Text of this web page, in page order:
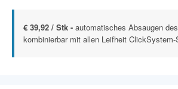
€ 39,92 / Stk - automatisches Absaugen
kombinierbar mit allen Leifheit